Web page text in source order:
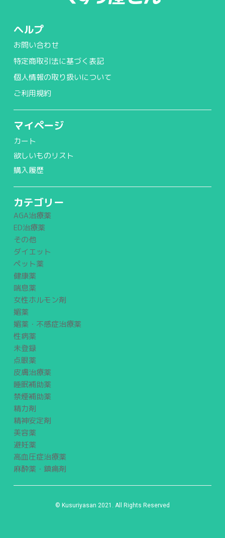
ヘルプ
お問い合わせ
特定商取引法に基づく表記
個人情報の取り扱いについて
ご利用規約
マイページ
カート
欲しいものリスト
購入履歴
カテゴリー
AGA治療薬
ED治療薬
その他
ダイエット
ペット薬
健康薬
喘息薬
女性ホルモン剤
媚薬
媚薬・不感症治療薬
性病薬
未登録
点眼薬
皮膚治療薬
睡眠補助薬
禁煙補助薬
精力剤
精神安定剤
美容薬
避妊薬
高血圧症治療薬
麻酔薬・鎮痛剤
© Kusuriyasan 2021. All Rights Reserved